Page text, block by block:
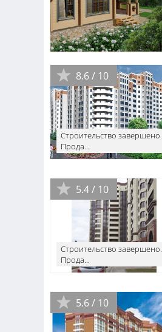
8.6 / 10
Строительство завершено.
Прода...
5.4 / 10
Строительство завершено.
Прода...
5.6 / 10